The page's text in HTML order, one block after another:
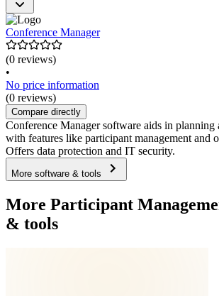
Conference Manager
(0 reviews)
•
No price information
(0 reviews)
Compare directly
Conference Manager software aids in planning
with features like participant management and
Offers data protection and IT security.
More software & tools
More Participant
& tools